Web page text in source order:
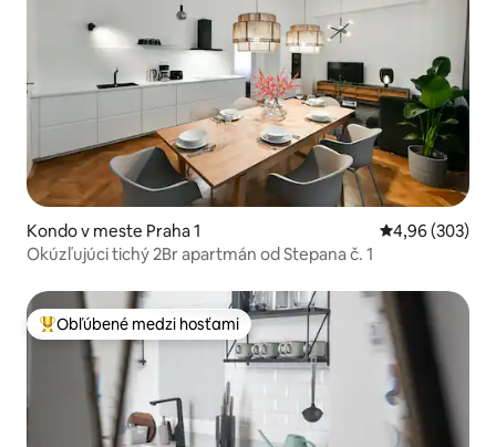
Kondo v meste Praha 1 Priemerné
4,96 (303)
Okúzľujúci tichý 2Br apartmán od Stepana č. 1
Najobľúbenejšie medzi hosťami
Obľúbené medzi hosťami